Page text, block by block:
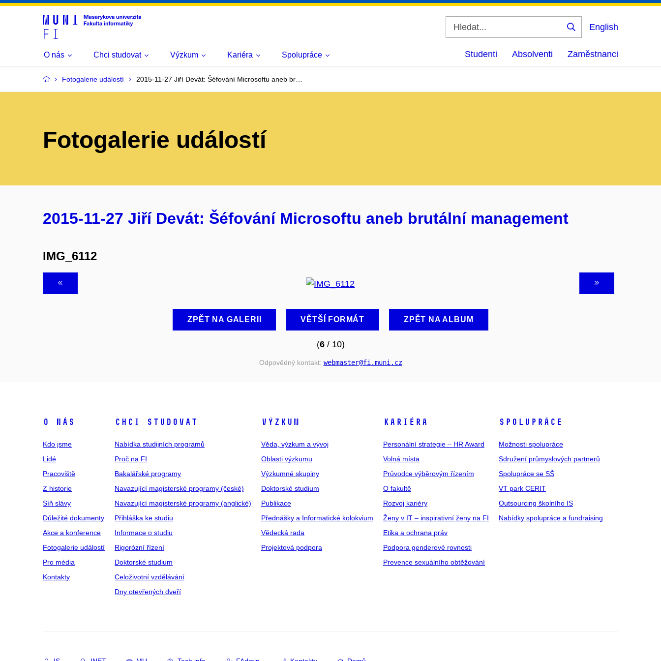
Vyhledat
English
O nás Chci studovat Výzkum Kariéra Spolupráce Studenti Absolventi Zaměstnanci
Fotogalerie událostí 2015-11-27 Jiří Devát: Šéfování Microsoftu aneb br…
Fotogalerie událostí
2015-11-27 Jiří Devát: Šéfování Microsoftu aneb brutální management
IMG_6112
ZPĚT NA GALERII VĚTŠÍ FORMÁT ZPĚT NA ALBUM
(6/ 10)
Odpovědný kontakt: webmaster@fi .muni .cz
O NÁS
Kdo jsme
Lidé
Pracoviště
Z historie
Síň slávy
Důležité dokumenty
Akce a konference
Fotogalerie událostí
Pro média
Kontakty
CHCI STUDOVAT
Nabídka studijních programů
Proč na FI
Bakalářské programy
Navazující magisterské programy (české)
Navazující magisterské programy (anglické)
Přihláška ke studiu
Informace o studiu
Rigorózní řízení
Doktorské studium
Celoživotní vzdělávání
Dny otevřených dveří
VÝZKUM
Věda, výzkum a vývoj
Oblasti výzkumu
Výzkumné skupiny
Doktorské studium
Publikace
Přednášky a Informatické kolokvium
Vědecká rada
Projektová podpora
KARIÉRA
Personální strategie – HR Award
Volná místa
Průvodce výběrovým řízením
O fakultě
Rozvoj kariéry
Ženy v IT – inspirativní ženy na FI
Etika a ochrana práv
Podpora genderové rovnosti
Prevence sexuálního obtěžování
SPOLUPRÁCE
Možnosti spolupráce
Sdružení průmyslových partnerů
Spolupráce se SŠ
VT park CERIT
Outsourcing školního IS
Nabídky spolupráce a fundraising